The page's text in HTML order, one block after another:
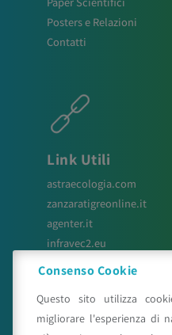
Posters e Relazioni
Contatti
Link Utili
astraecologia.com
zanzaratigreonline.it
agenter.it
infravec2.eu
meteosystem.com
Consenso Cookie
Questo sito utilizza
migliorare l'esperienza di